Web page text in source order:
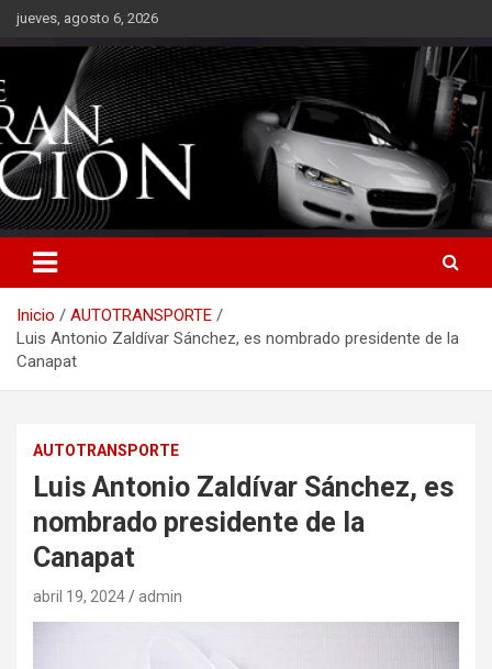
Saltarjueves, agosto 6, 2026
Inicio
AUTOTRANSPORTE
Luis Antonio Zaldívar Sánchez, es nombrado presidente de la
Canapat
AUTOTRANSPORTE
Luis Antonio Zaldívar Sánchez, es
nombrado presidente de la
Canapat
abril 19, 2024 admin